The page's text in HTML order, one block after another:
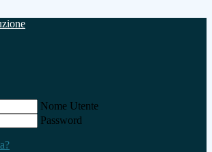
Nome Utente
Password